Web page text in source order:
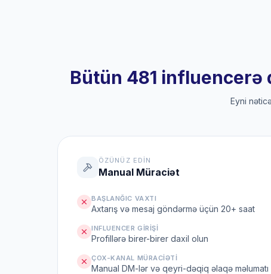
Bütün 481 influencerə
Eyni
ÖZÜNÜZ EDIN
Manual Müraciət
BAŞLANĞIC VAXTI
Axtarış və mesaj göndərmə üçün 20+ saat
INFLUENCER GIRIŞI
Profillərə birer-birer daxil olun
ÇOX-KANAL MÜRACIƏTI
Manual DM-lər və qeyri-dəqiq əlaqə məlumatı